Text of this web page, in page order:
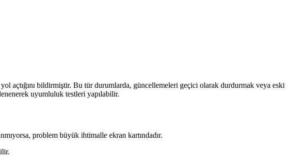
açtığını bildirmiştir. Bu tür durumlarda, güncellemeleri geçici olarak durdurmak veya eski
uyumluluk testleri yapılabilir.
problem büyük ihtimalle ekran kartındadır.